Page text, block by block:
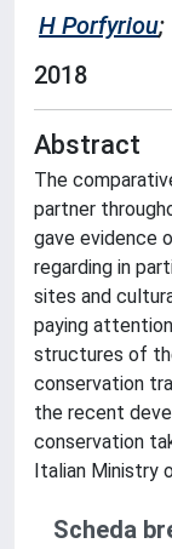
H Porfyriou;
2018
Abstract
The
partner
gave evidence
regarding in
sites and
paying
structures of
conservation
the recent
conservation
Italian Ministry
Scheda